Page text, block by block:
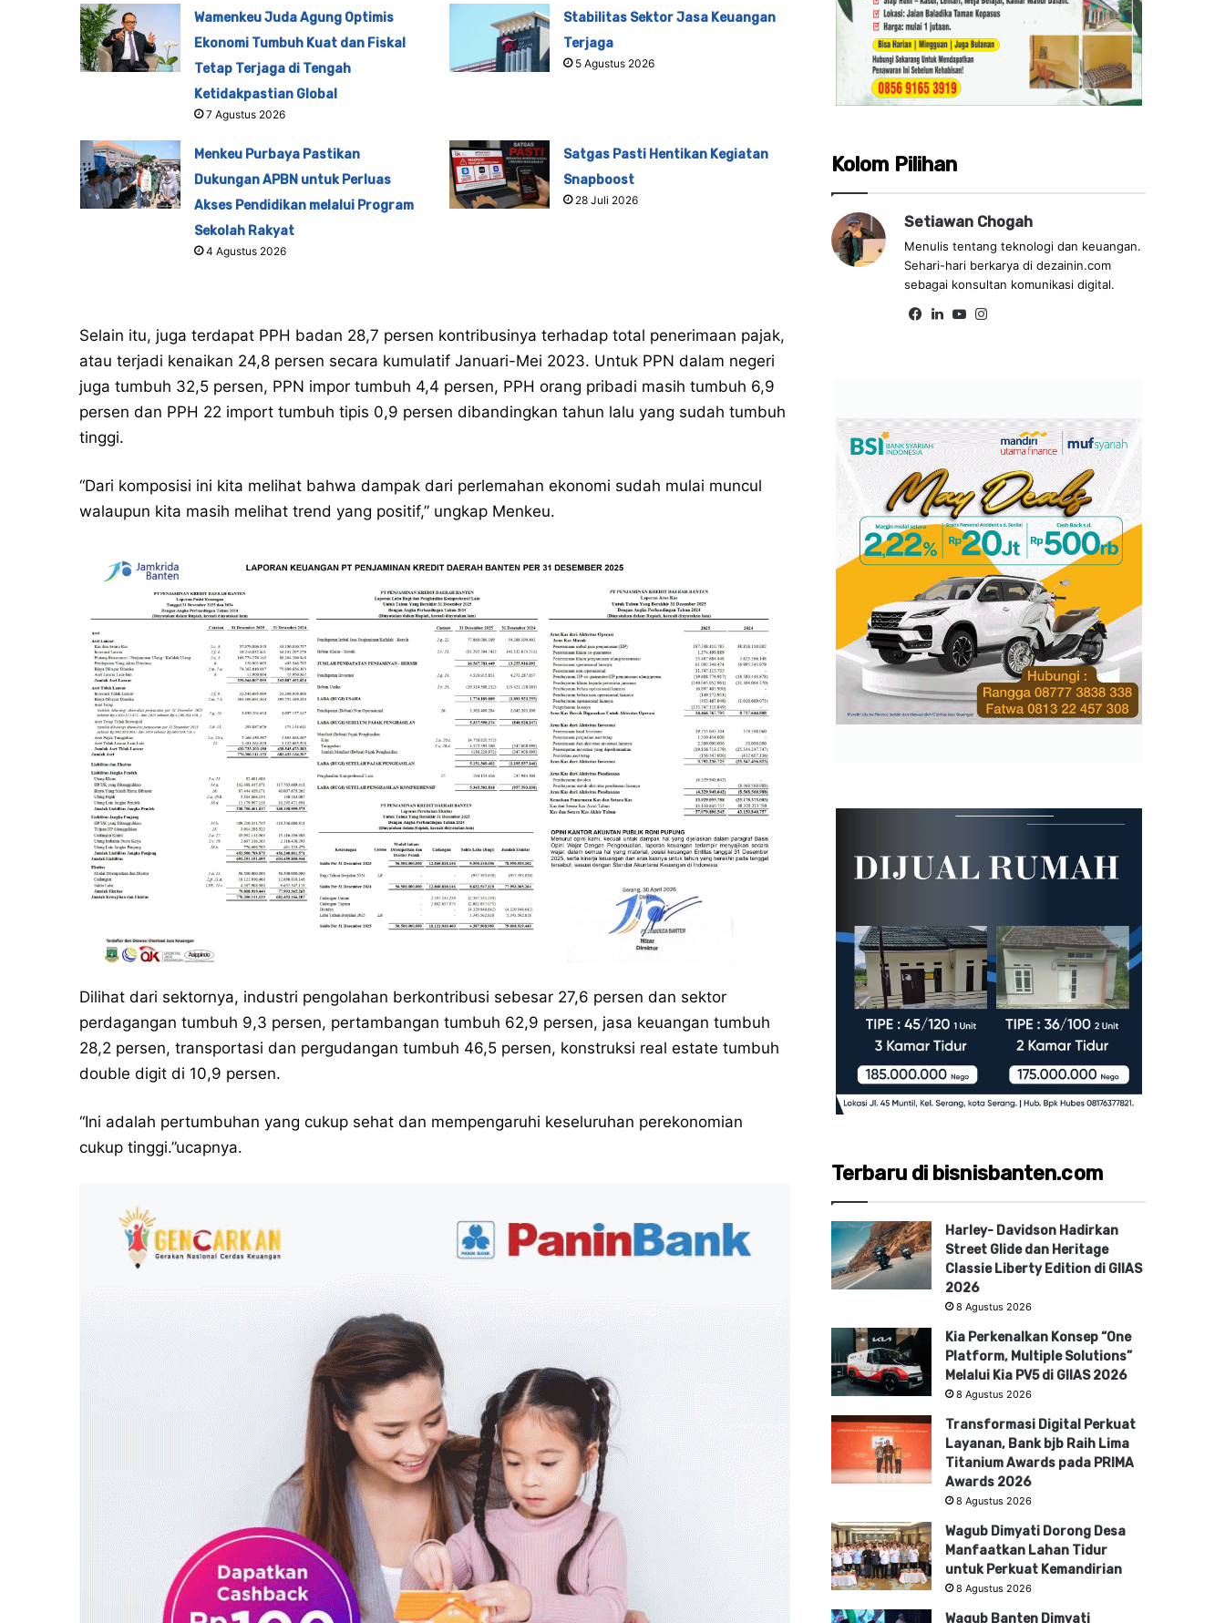
Wamenkeu Juda Agung Optimis
Ekonomi Tumbuh Kuat dan Fiskal
Tetap Terjaga di Tengah
Ketidakpastian Global
7 Agustus 2026
Stabilitas Sektor Jasa Keuangan
Terjaga
5 Agustus 2026
Menkeu Purbaya Pastikan
Dukungan APBN untuk Perluas
Akses Pendidikan melalui Program
Sekolah Rakyat
4 Agustus 2026
Satgas Pasti Hentikan Kegiatan
Snapboost
28 Juli 2026
Selain itu, juga terdapat PPH badan 28,7 persen kontribusinya terhadap total penerimaan pajak,
atau terjadi kenaikan 24,8 persen secara kumulatif Januari-Mei 2023. Untuk PPN dalam negeri
juga tumbuh 32,5 persen, PPN impor tumbuh 4,4 persen, PPH orang pribadi masih tumbuh 6,9
persen dan PPH 22 import tumbuh tipis 0,9 persen dibandingkan tahun lalu yang sudah tumbuh
tinggi.
“Dari komposisi ini kita melihat bahwa dampak dari perlemahan ekonomi sudah mulai muncul
walaupun kita masih melihat trend yang positif,” ungkap Menkeu.
Dilihat dari sektornya, industri pengolahan berkontribusi sebesar 27,6 persen dan sektor
perdagangan tumbuh 9,3 persen, pertambangan tumbuh 62,9 persen, jasa keuangan tumbuh
28,2 persen, transportasi dan pergudangan tumbuh 46,5 persen, konstruksi real estate tumbuh
double digit di 10,9 persen.
“Ini adalah pertumbuhan yang cukup sehat dan mempengaruhi keseluruhan perekonomian
cukup tinggi.”ucapnya.
Kolom Pilihan
Setiawan Chogah
Menulis tentang teknologi dan keuangan.
Sehari-hari berkarya di dezainin.com
sebagai konsultan komunikasi digital.
Fa Lin Yo
Terbaru di bisnisbanten.com
Harley- Davidson Hadirkan
Street Glide dan Heritage
Classie Liberty Edition di GIIAS
2026
8 Agustus 2026
Kia Perkenalkan Konsep “One
Platform, Multiple Solutions”
Melalui Kia PV5 di GIIAS 2026
8 Agustus 2026
Transformasi Digital Perkuat
Layanan, Bank bjb Raih Lima
Titanium Awards pada PRIMA
Awards 2026
8 Agustus 2026
Wagub Dimyati Dorong Desa
Manfaatkan Lahan Tidur
untuk Perkuat Kemandirian
8 Agustus 2026
Wagub Banten Dimyati